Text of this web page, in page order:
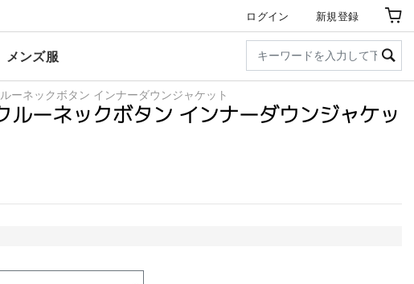
ログイン 新規登録
メンズ服
ーネックボタン インナーダウンジャケット
ルーネックボタン インナーダウンジャケッ